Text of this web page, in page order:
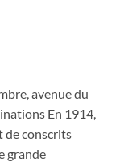
avenue du
En 1914,
de conscrits
grande